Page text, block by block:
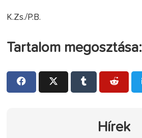
K.Zs./P.B.
Tartalom megosztása:
Hírek